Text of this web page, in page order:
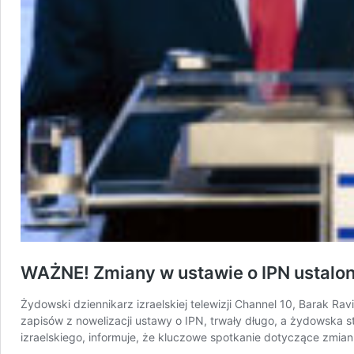
WAŻNE! Zmiany w ustawie o IPN
Żydowski dziennikarz izraelskiej telewizji Channel 10, Barak
zapisów z nowelizacji ustawy o IPN, trwały długo, a
izraelskiego, informuje, że kluczowe spotkanie dotyczące